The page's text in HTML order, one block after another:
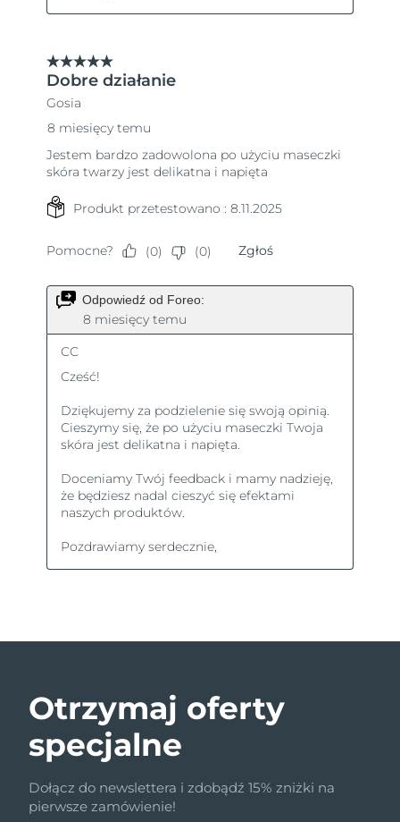
Otrzymaj oferty
specjalne
Dołącz do newslettera i zdobądź 15% zniżki na
pierwsze zamówienie!